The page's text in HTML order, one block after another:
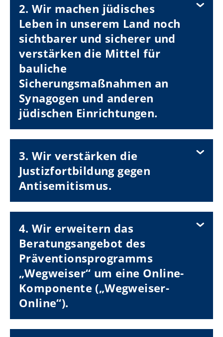
2. Wir machen jüdisches
Leben in unserem Land noch
sichtbarer und sicherer und
verstärken die Mittel für
bauliche
Sicherungsmaßnahmen an
Synagogen und anderen
jüdischen Einrichtungen.
3. Wir verstärken die
Justizfortbildung gegen
Antisemitismus.
4. Wir erweitern das
Beratungsangebot des
Präventionsprogramms
„Wegweiser“ um eine Online-
Komponente („Wegweiser-
Online“).